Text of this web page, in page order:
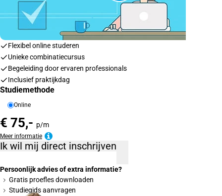
Flexibel online studeren
Unieke combinatiecursus
Begeleiding door ervaren professionals
Inclusief praktijkdag
Studiemethode
Online
€ 75,- p/m
Meer informatie
Ik wil mij direct inschrijven
Persoonlijk advies of extra informatie?
Gratis proefles downloaden
Studiegids aanvragen